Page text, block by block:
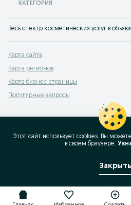
КАТЕГОРИЯ
Весь спектр косметических услуг в
Карта сайта
Карта регионов
Карта бизнес-страницы
Популярные запросы
Этот сайт использует cookies. Вы
в своeм браузере.
Закрыть